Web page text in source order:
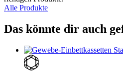
Alle Produkte
Das könnte dir auch